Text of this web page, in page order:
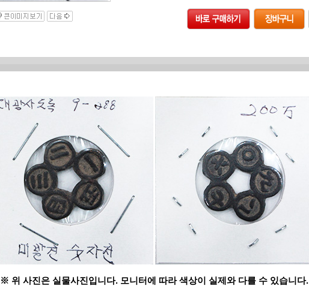
※ 위 사진은 실물사진입니다. 모니터에 따라 색상이 실제와 다를 수 있습니다.